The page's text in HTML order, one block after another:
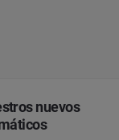
nuevos